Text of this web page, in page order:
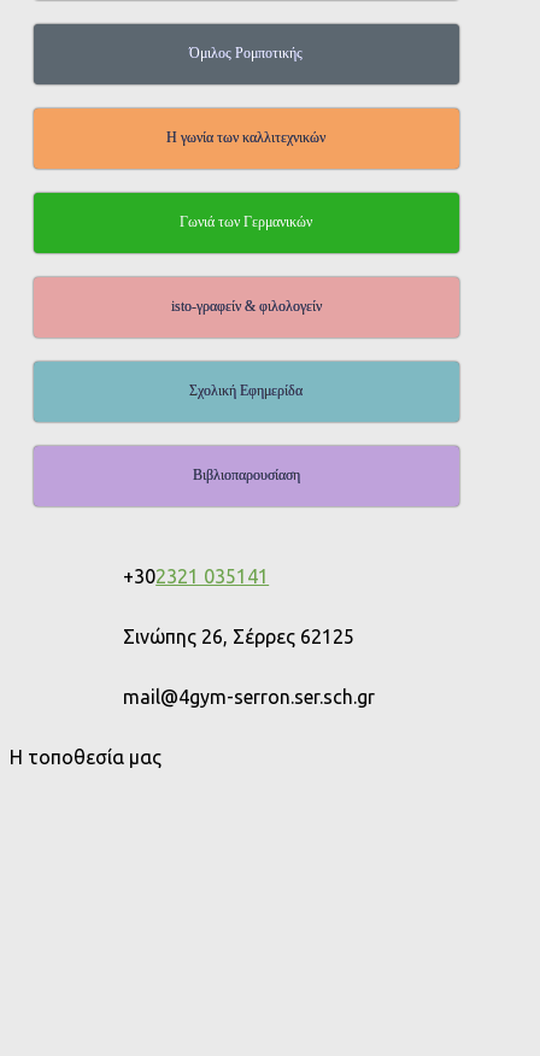
Όμιλος Ρομποτικής
Η γωνία των καλλιτεχνικών
Γωνιά των Γερμανικών
isto-γραφείν & φιλολογείν
Σχολική Εφημερίδα
Βιβλιοπαρουσίαση
+302321 035141
Σινώπης 26, Σέρρες 62125
mail@4gym-serron.ser.sch.gr
Η τοποθεσία μας